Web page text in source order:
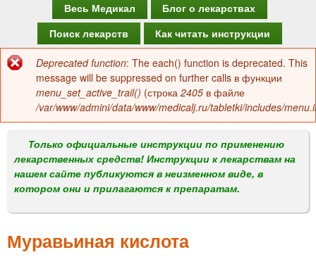
а
в
о
м
е
н
Весь Медикал
Блог о лекарствах
Поиск лекарств
Как читать инструкции
Сообщение
об
ошибке
Deprecated function: The each() function is deprecated. This
message will be suppressed on further calls в функции
menu_set_active_trail() (строка 2405 в файле
/var/www/admini/data/www/medicalj.ru/tabletki/includes/
Только официальные инструкции по применению
лекарственных средств! Инструкции к лекарствам на
нашем сайте публикуются в неизменном виде, в
котором они и прилагаются к препаратам.
Муравьиная кислота